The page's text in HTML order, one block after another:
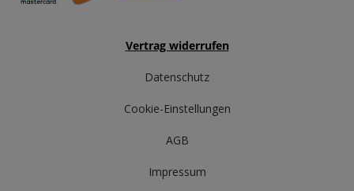
Vertrag widerrufen
Datenschutz
Cookie-Einstellungen
AGB
Impressum